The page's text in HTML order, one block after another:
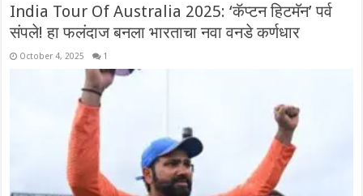
India Tour Of Australia 2025: ‘कॅप्टन हिटमॅन’ पर्व
संपले! हा फलंदाज बनला भारताचा नवा वनडे कर्णधार
October 4, 2025 1